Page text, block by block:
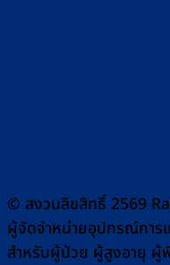
© สงวนลิขสิทธิ์ 2569
ผู้จัดจำหน่ายอุปกรณ์กา
สำหรับผู้ป่วย ผู้สูงอายุ ผู้